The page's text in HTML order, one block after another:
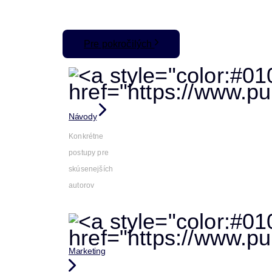
Pre pokročilých
Návody
Konkrétne
postupy pre
skúsenejších
autorov
Marketing